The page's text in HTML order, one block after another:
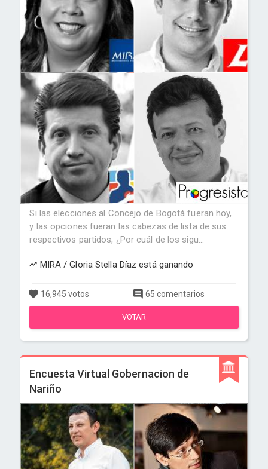
Si las elecciones al Concejo de Bogotá fueran hoy,
y las opciones fueran las cabezas de lista de sus
respectivos partidos, ¿Por cuál de los sigu...
MIRA / Gloria Stella Díaz está ganando
16,945 votos 65 comentarios
VOTAR
Encuesta Virtual Gobernacion de
Nariño